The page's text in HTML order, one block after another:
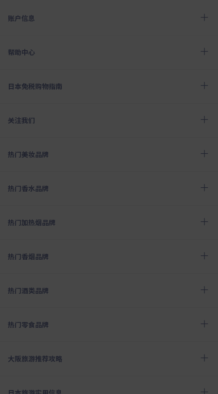
账户信息
帮助中心
日本免税购物指南
关注我们
热门美妆品牌
热门香水品牌
热门加热烟品牌
热门香烟品牌
热门酒类品牌
热门零食品牌
大阪旅游推荐攻略